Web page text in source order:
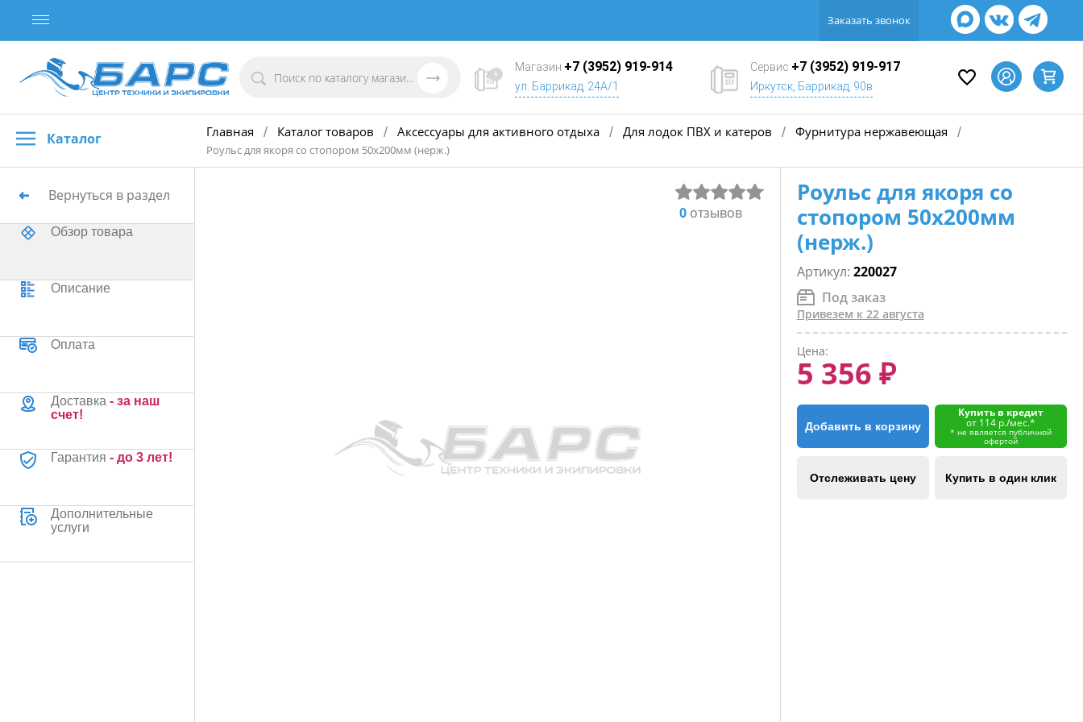
Заказать звонок
Магазин +7 (3952) 919-914
ул. Баррикад, 24А/1
Сервис +7 (3952) 919-917
Иркутск, Баррикад, 90в
Каталог Главная / Каталог товаров / Аксессуары для активного отдыха / Для лодок ПВХ и катеров / Фурнитура нержавеющая /
Роульс для якоря со стопором 50х200мм (нерж.)
Вернуться в раздел
Обзор товара
Описание
Оплата
Доставка - за наш
счет!
Гарантия - до 3 лет!
Дополнительные
услуги
0отзывов
Роульс для якоря со
стопором 50х200мм
(нерж.)
Артикул: 220027
Под заказ
Привезем к 22 августа
Цена:
5 356 ₽
Добавить в корзину
Купить в кредит
от 114 р./мес.*
* не является публичной
офертой
Отслеживать цену Купить в один клик